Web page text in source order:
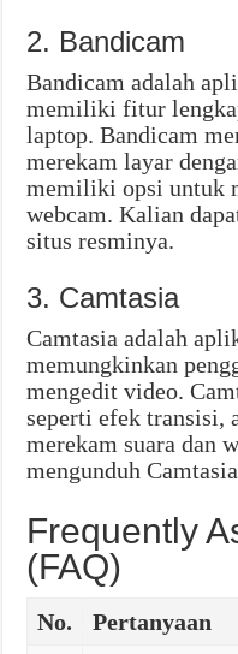
2. Bandicam
Bandicam adalah
memiliki fitur
laptop. Bandicam
merekam layar
memiliki opsi untuk
webcam. Kalian
situs resminya.
3. Camtasia
Camtasia adalah
memungkinkan
mengedit video.
seperti efek transisi,
merekam suara dan
mengunduh
Frequently
(FAQ)
No. Pertanyaan